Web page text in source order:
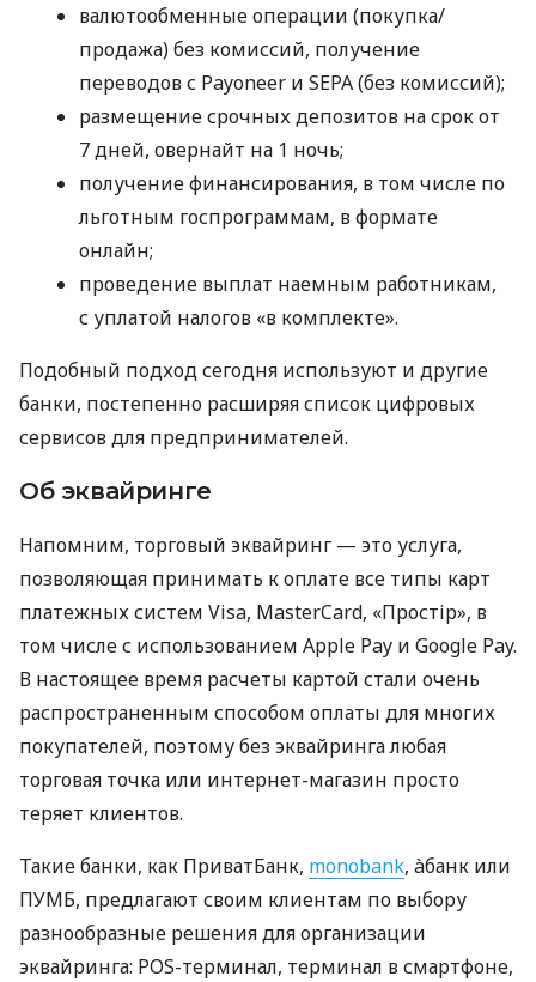
валютообменные операции (покупка/
продажа) без комиссий, получение
переводов с Payoneer и SEPA (без комиссий);
размещение срочных депозитов на срок от
7 дней, овернайт на 1 ночь;
получение финансирования, в том числе по
льготным госпрограммам, в формате
онлайн;
проведение выплат наемным работникам,
с уплатой налогов «в комплекте».
Подобный подход сегодня используют и другие
банки, постепенно расширяя список цифровых
сервисов для предпринимателей.
Об эквайринге
Напомним, торговый эквайринг — это услуга,
позволяющая принимать к оплате все типы карт
платежных систем Visa, MasterCard, «Простір», в
том числе с использованием Apple Pay и Google Pay.
В настоящее время расчеты картой стали очень
распространенным способом оплаты для многих
покупателей, поэтому без эквайринга любая
торговая точка или интернет-магазин просто
теряет клиентов.
Такие банки, как ПриватБанк, monobank, àбанк или
ПУМБ, предлагают своим клиентам по выбору
разнообразные решения для организации
эквайринга: POS-терминал, терминал в смартфоне,